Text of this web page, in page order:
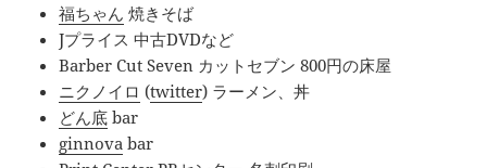
福ちゃん 焼きそば
Jプライス 中古DVDなど
Barber Cut Seven カットセブン 800円の床屋
ニクノイロ (twitter) ラーメン、丼
どん底 bar
ginnova bar